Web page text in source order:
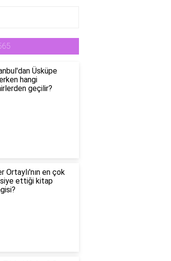
Üsküpe
hangi
geçilir?
Ortaylı'nın en çok
ettiği kitap